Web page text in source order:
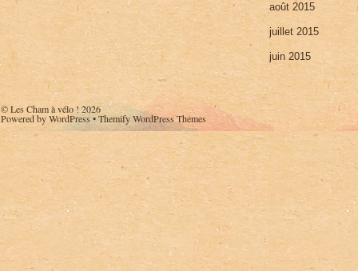
août 2015
juillet 2015
juin 2015
©Les Cham à vélo !2026
Powered byWordPress•Themify WordPress Themes